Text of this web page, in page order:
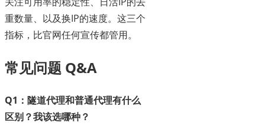
重数量、以及换IP的速度。这三个
指标，比官网任何宣传都管用。
常见问题 Q&A
Q1：隧道代理和普通代理有什么
区别？我该选哪种？